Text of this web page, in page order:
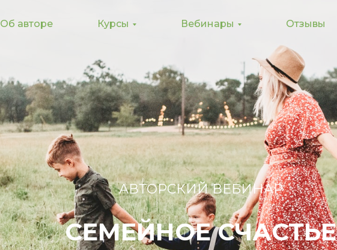
Об авторе Курсы Вебинары Отзывы
АВТОРСКИЙ ВЕБИНАР
СЕМЕЙНОЕ СЧАСТЬЕ